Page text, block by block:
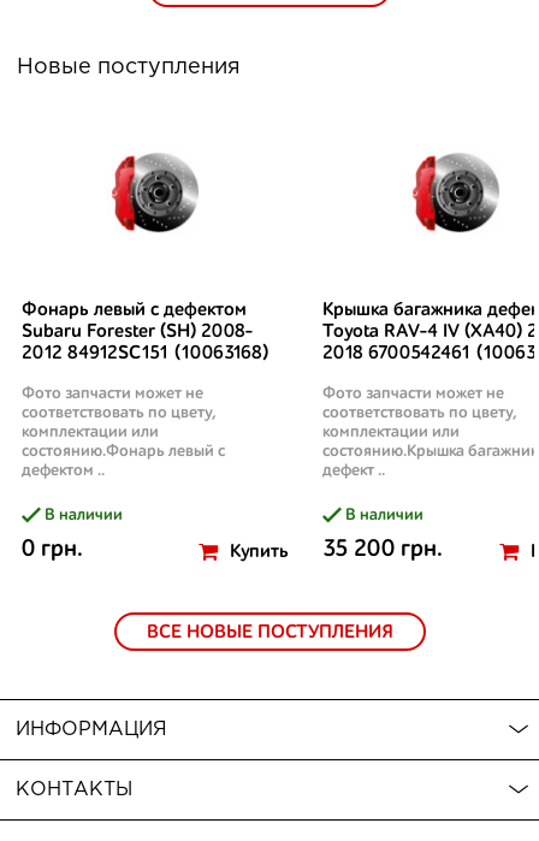
Новые поступления
Фонарь левый с дефектом
Subaru Forester (SH) 2008-
2012 84912SC151 (10063168)
Фото запчасти может не
соответствовать по цвету,
комплектации или
состоянию.Фонарь левый с
дефектом ..
В наличии
0 грн. Купить
Крышка багажника
Toyota RAV-4 IV (XA40)
2018 6700542461
Фото запчасти может не
соответствовать по цвету,
комплектации или
состоянию.Крышка
дефект ..
В наличии
35 200 грн.
ВСЕ НОВЫЕ ПОСТУПЛЕНИЯ
ИНФОРМАЦИЯ
КОНТАКТЫ